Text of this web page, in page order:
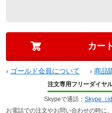
› ゴールド会員について › 商品
注文専用フリーダイヤ
Skypeで通話： Skype（
お電話での注文やお問い合わせの時に